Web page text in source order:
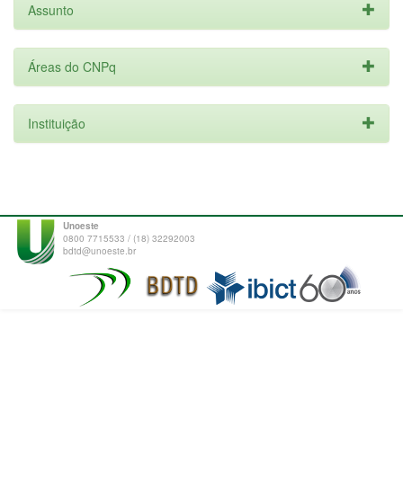
Assunto
Áreas do CNPq
Instituição
Unoeste
0800 7715533 / (18) 32292003
bdtd@unoeste.br